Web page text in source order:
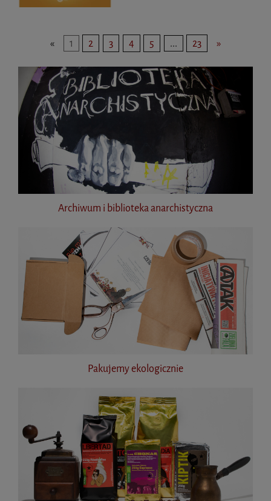
« 1 2 3 4 5 ... 23 »
Archiwum i biblioteka anarchistyczna
Pakujemy ekologicznie